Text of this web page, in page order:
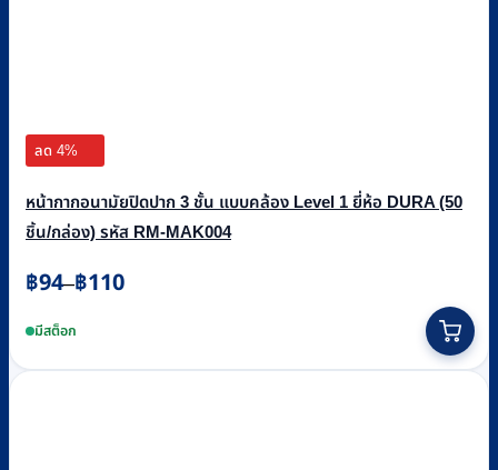
ลด 4%
หน้ากากอนามัยปิดปาก 3 ชั้น แบบคล้อง Level 1 ยี่ห้อ DURA (50
ชิ้น/กล่อง) รหัส RM-MAK004
฿94–฿110
Price
range:
฿94
มีสต็อก
product